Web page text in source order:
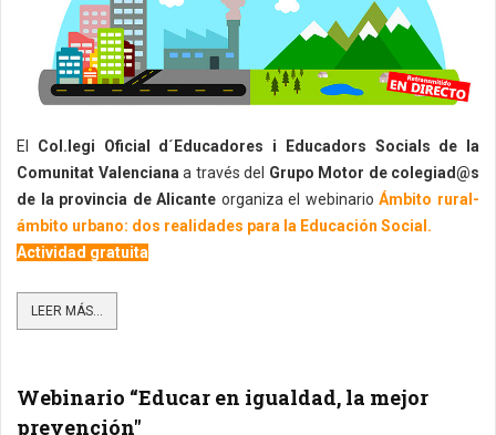
El Col.legi Oficial d´Educadores i Educadors Socials de la
Comunitat Valenciana a través del Grupo Motor de colegiad@s
de la provincia de Alicante organiza el webinario Ámbito rural-
ámbito urbano: dos realidades para la Educación Social.
Actividad gratuita
LEER MÁS...
Webinario “Educar en igualdad, la mejor
prevención"